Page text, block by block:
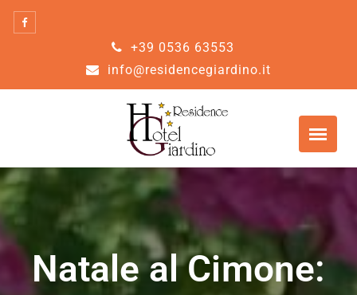
Skip
+39 0536 63553
info@residencegiardino.it
Natale al Cimone: